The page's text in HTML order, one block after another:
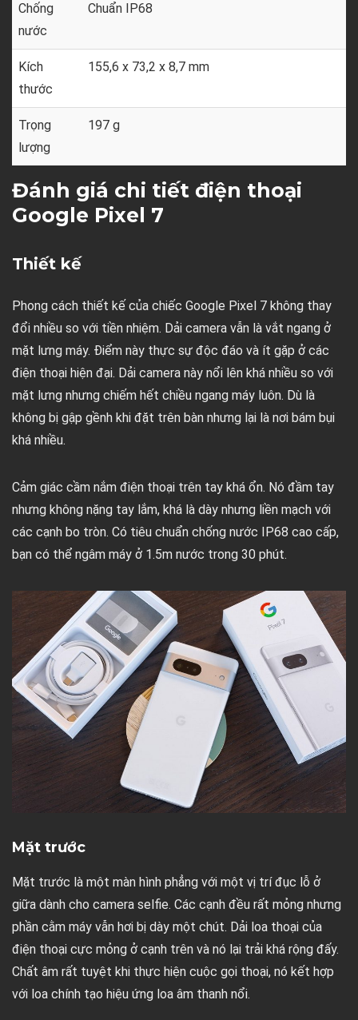
Chống
nước
Chuẩn IP68
Kích
thước
155,6 x 73,2 x 8,7 mm
Trọng
lượng
197 g
Đánh giá chi tiết điện thoại
Google Pixel 7
Thiết kế
Phong cách thiết kế của chiếc Google Pixel 7 không thay
đổi nhiều so với tiền nhiệm. Dải camera vẫn là vắt ngang ở
mặt lưng máy. Điểm này thực sự độc đáo và ít gặp ở các
điện thoại hiện đại. Dải camera này nổi lên khá nhiều so với
mặt lưng nhưng chiếm hết chiều ngang máy luôn. Dù là
không bị gập gềnh khi đặt trên bàn nhưng lại là nơi bám bụi
khá nhiều.
Cảm giác cầm nắm điện thoại trên tay khá ổn. Nó đầm tay
nhưng không nặng tay lắm, khá là dày nhưng liền mạch với
các cạnh bo tròn. Có tiêu chuẩn chống nước IP68 cao cấp,
bạn có thể ngâm máy ở 1.5m nước trong 30 phút.
Mặt trước
Mặt trước là một màn hình phẳng với một vị trí đục lỗ ở
giữa dành cho camera selfie. Các cạnh đều rất mỏng nhưng
phần cằm máy vẫn hơi bị dày một chút. Dải loa thoại của
điện thoại cực mỏng ở cạnh trên và nó lại trải khá rộng đấy.
Chất âm rất tuyệt khi thực hiện cuộc gọi thoại, nó kết hợp
với loa chính tạo hiệu ứng loa âm thanh nổi.